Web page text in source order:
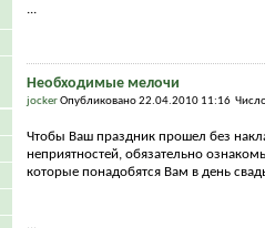
...
Необходимые мелочи
jockerОпубликовано 22.04.2010 11:16
Чтобы Ваш праздник прошел без
неприятностей, обязательно
которые понадобятся Вам в день
...